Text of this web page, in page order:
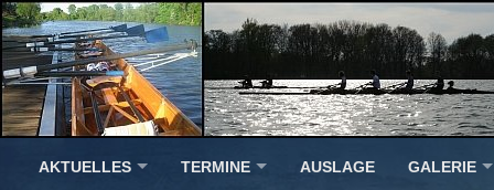
AKTUELLES TERMINE AUSLAGE GALERIE